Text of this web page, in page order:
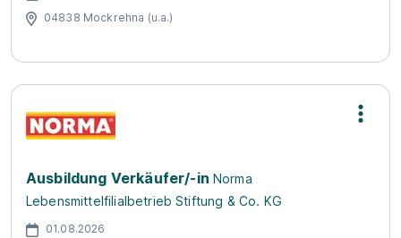
04838 Mockrehna (u.a.)
Ausbildung Verkäufer/-in Norma
Lebensmittelfilialbetrieb Stiftung & Co. KG
01.08.2026